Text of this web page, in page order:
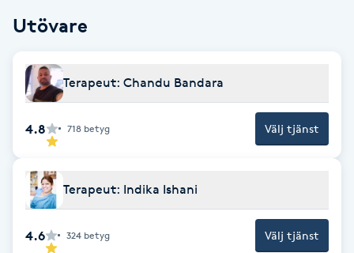
Fibromassage
Fillers
Fotmassage
Fotsvamp
Fotvård
Fransar
Utövare
Terapeut: Chandu Bandara
4.8 718 betyg Välj tjänst
Terapeut: Indika Ishani
4.6 324 betyg Välj tjänst